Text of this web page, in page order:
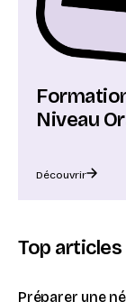
Niveau
Découvrir
Top articles
Préparer une